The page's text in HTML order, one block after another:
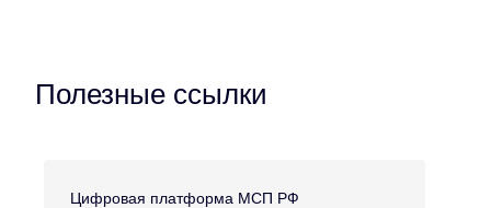
Полезные ссылки
Цифровая платформа МСП РФ